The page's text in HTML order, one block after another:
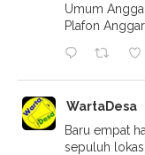
Umum
Plafon
WartaDesa
Baru empat
sepuluh